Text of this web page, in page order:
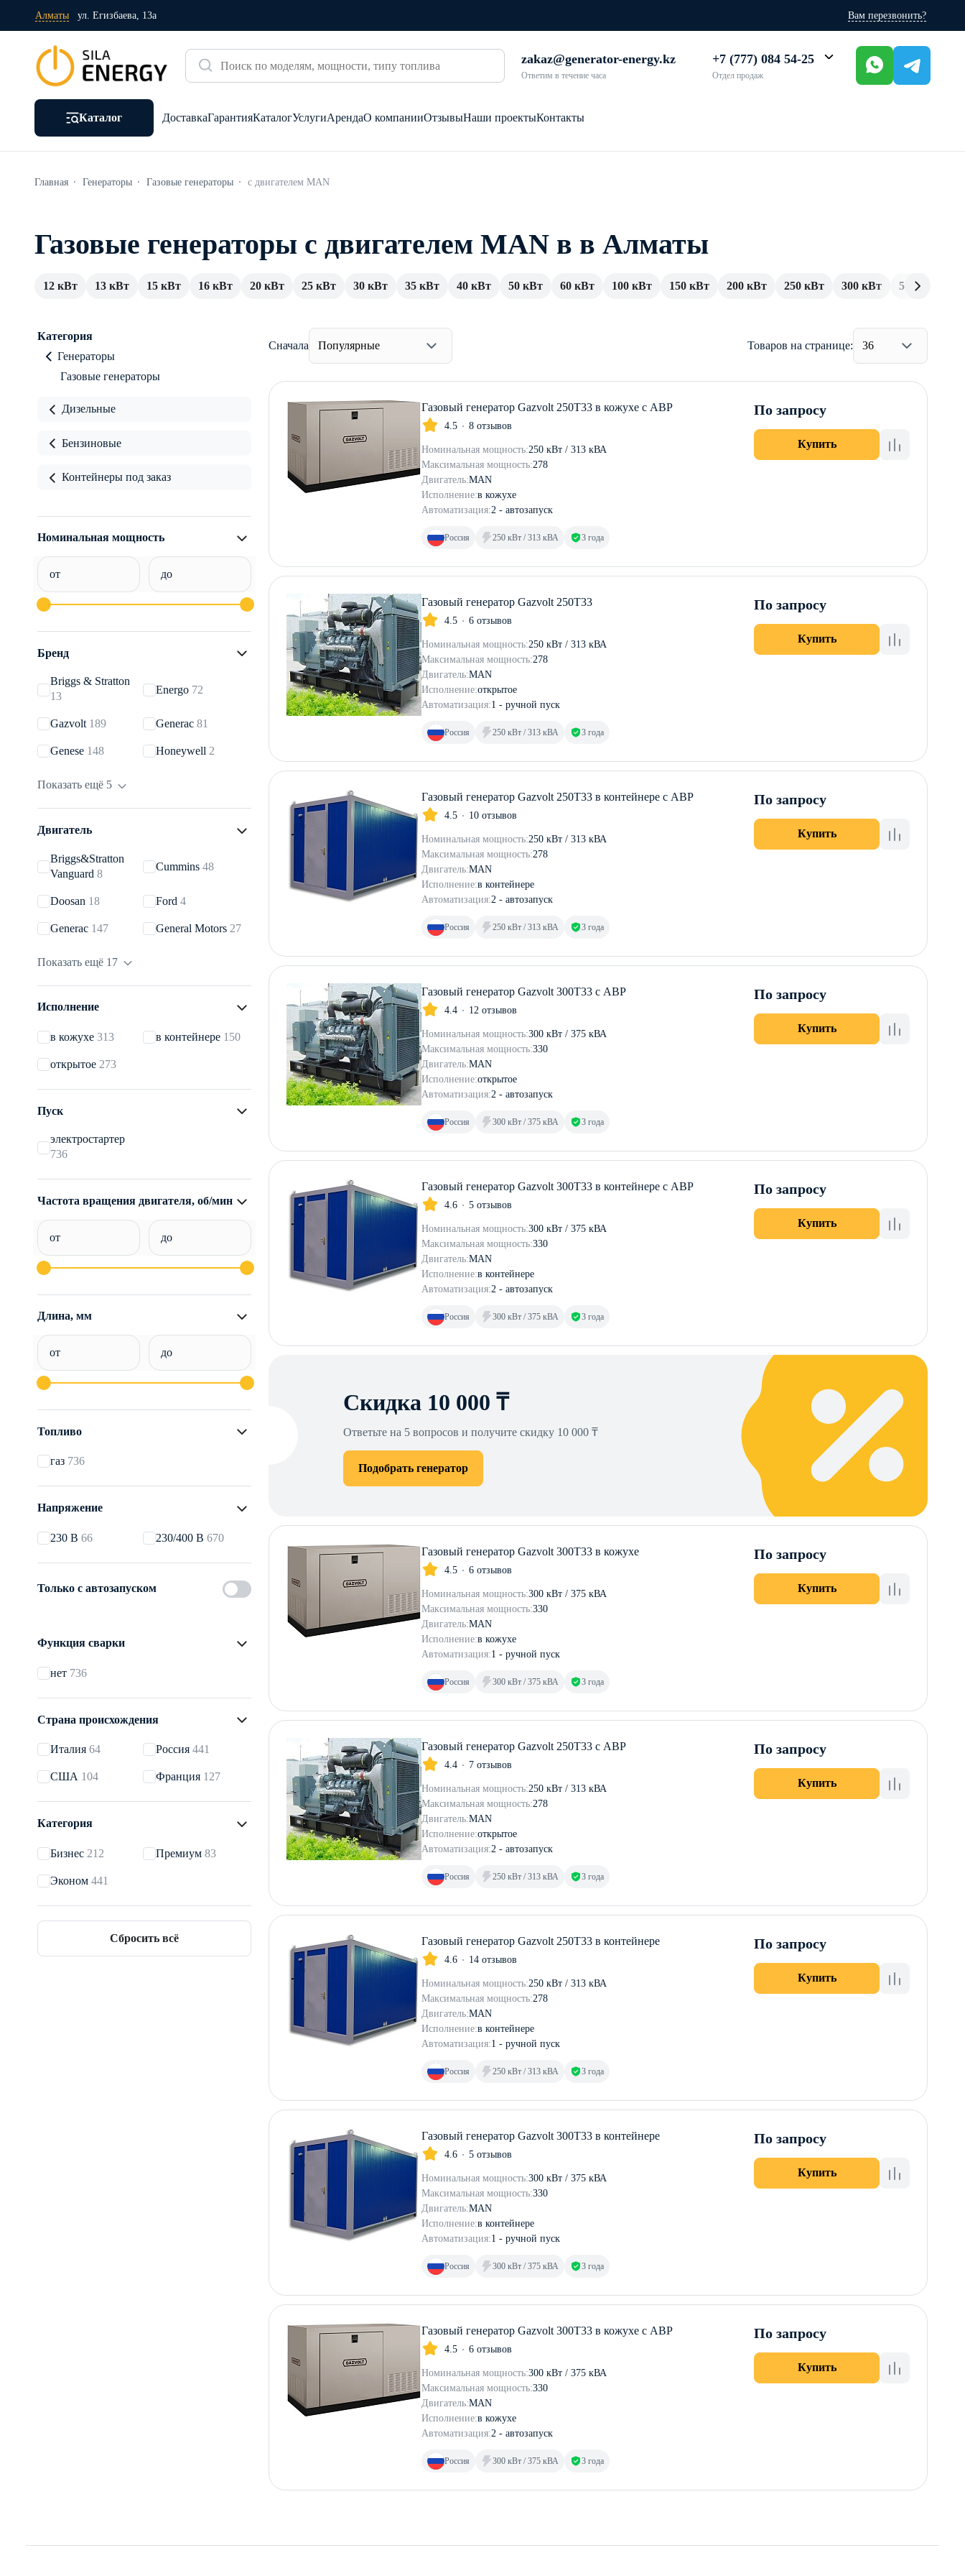
Алматы ул. Егизбаева, 13а Вам перезвонить?
zakaz@generator-energy.kz
Ответим в течение часа
+7 (777) 084 54-25
Отдел продаж
Каталог ДоставкаГарантияКаталогУслугиАрендаО компанииОтзывыНаши проектыКонтакты
Главная Генераторы Газовые генераторы с двигателем MAN
Газовые генераторы с двигателем MAN в в Алматы
12 кВт 13 кВт 15 кВт 16 кВт 20 кВт 25 кВт 30 кВт 35 кВт 40 кВт 50 кВт 60 кВт 100 кВт 150 кВт 200 кВт 250 кВт 300 кВт 500 кВт
Категория
Генераторы
Газовые генераторы
Дизельные
Бензиновые
Контейнеры под заказ
Номинальная мощность
от до
Бренд
Briggs & Stratton
13
Energo 72
Gazvolt 189 Generac 81
Genese 148 Honeywell 2
Mirkon Energy
REG85 SDMO55
ФАС19
Показать ещё 5
Двигатель
Briggs&Stratton
Vanguard 8
Cummins 48
Doosan 18 Ford 4
Generac 147 General Motors 27
100
Kohler8 Loncin2
MAN10
PSI43 REG85
Ricardo60
Subaru8 Tedom36
ЗМЗ2
Показать ещё 17
Исполнение
в кожухе 313 в контейнере 150
открытое 273
Пуск
электростартер
736
Частота вращения двигателя, об/мин
от до
Длина, мм
от до
Топливо
газ 736
Напряжение
230 В 66 230/400 В 670
Только с автозапуском
Функция сварки
нет 736
Страна происхождения
Италия 64 Россия 441
США 104 Франция 127
Категория
Бизнес 212 Премиум 83
Эконом 441
Сбросить всё
Сначала Популярные Товаров на странице: 36
Газовый генератор Gazvolt 250T33 в кожухе с АВР
4.5 8 отзывов
Номинальная мощность:250 кВт / 313 кВА
Максимальная мощность:278
Двигатель:MAN
Исполнение:в кожухе
Автоматизация:2 - автозапуск
Россия 250 кВт / 313 кВА 3 года
По запросу
Купить
Газовый генератор Gazvolt 250T33
4.5 6 отзывов
Номинальная мощность:250 кВт / 313 кВА
Максимальная мощность:278
Двигатель:MAN
Исполнение:открытое
Автоматизация:1 - ручной пуск
Россия 250 кВт / 313 кВА 3 года
По запросу
Купить
Газовый генератор Gazvolt 250T33 в контейнере с АВР
4.5 10 отзывов
Номинальная мощность:250 кВт / 313 кВА
Максимальная мощность:278
Двигатель:MAN
Исполнение:в контейнере
Автоматизация:2 - автозапуск
Россия 250 кВт / 313 кВА 3 года
По запросу
Купить
Газовый генератор Gazvolt 300T33 с АВР
4.4 12 отзывов
Номинальная мощность:300 кВт / 375 кВА
Максимальная мощность:330
Двигатель:MAN
Исполнение:открытое
Автоматизация:2 - автозапуск
Россия 300 кВт / 375 кВА 3 года
По запросу
Купить
Газовый генератор Gazvolt 300T33 в контейнере с АВР
4.6 5 отзывов
Номинальная мощность:300 кВт / 375 кВА
Максимальная мощность:330
Двигатель:MAN
Исполнение:в контейнере
Автоматизация:2 - автозапуск
Россия 300 кВт / 375 кВА 3 года
По запросу
Купить
Скидка 10 000 ₸
Ответьте на 5 вопросов и получите скидку 10 000 ₸
Подобрать генератор
Газовый генератор Gazvolt 300T33 в кожухе
4.5 6 отзывов
Номинальная мощность:300 кВт / 375 кВА
Максимальная мощность:330
Двигатель:MAN
Исполнение:в кожухе
Автоматизация:1 - ручной пуск
Россия 300 кВт / 375 кВА 3 года
По запросу
Купить
Газовый генератор Gazvolt 250T33 с АВР
4.4 7 отзывов
Номинальная мощность:250 кВт / 313 кВА
Максимальная мощность:278
Двигатель:MAN
Исполнение:открытое
Автоматизация:2 - автозапуск
Россия 250 кВт / 313 кВА 3 года
По запросу
Купить
Газовый генератор Gazvolt 250T33 в контейнере
4.6 14 отзывов
Номинальная мощность:250 кВт / 313 кВА
Максимальная мощность:278
Двигатель:MAN
Исполнение:в контейнере
Автоматизация:1 - ручной пуск
Россия 250 кВт / 313 кВА 3 года
По запросу
Купить
Газовый генератор Gazvolt 300T33 в контейнере
4.6 5 отзывов
Номинальная мощность:300 кВт / 375 кВА
Максимальная мощность:330
Двигатель:MAN
Исполнение:в контейнере
Автоматизация:1 - ручной пуск
Россия 300 кВт / 375 кВА 3 года
По запросу
Купить
Газовый генератор Gazvolt 300T33 в кожухе с АВР
4.5 6 отзывов
Номинальная мощность:300 кВт / 375 кВА
Максимальная мощность:330
Двигатель:MAN
Исполнение:в кожухе
Автоматизация:2 - автозапуск
Россия 300 кВт / 375 кВА 3 года
По запросу
Купить